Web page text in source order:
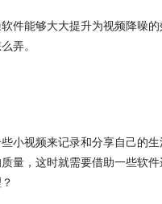
件能够大大提升为视频降噪
弄。
小视频来记录和分享自己的
量，这时就需要借助一些软